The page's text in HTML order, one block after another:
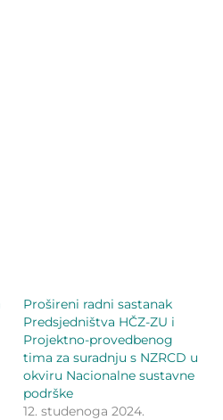
Prošireni radni sastanak
Predsjedništva HČZ-ZU i
Projektno-provedbenog
tima za suradnju s NZRCD u
okviru Nacionalne sustavne
podrške
12. studenoga 2024.